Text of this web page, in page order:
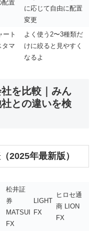
配置
に応じて自由に配置
変更
ート
タマ
よく使う2〜3種類だ
けに絞ると見やすく
なるよ
を比較｜みん
との違いを検
2025年最新版）
松井証
券
MATSUI
FX
LIGHT
FX
ヒロセ通
商 LION
FX